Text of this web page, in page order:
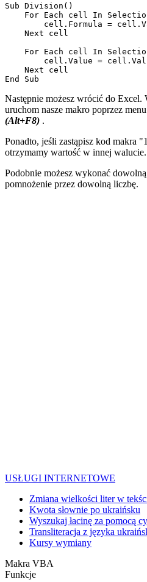
Sub Division()
For Each cell In
cell.Formula =
    Next cell
For Each cell In
cell.Value =
    Next cell
Następnie możesz wrócić do
uruchom nasze makro poprzez menu
(Alt+F8) .
Ponadto, jeśli zastąpisz kod makra
otrzymamy wartość w innej walucie.
Podobnie możesz wykonać
pomnożenie przez dowolną liczbę.
USŁUGI INTERNETOWE
Zmiana wielkości liter w
Kwota słownie po ukraińsku
Wyszukaj łacinę za pomocą
Transliteracja z języka
Kursy wymiany
Makra VBA
Funkcje